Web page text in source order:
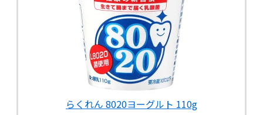
らくれん 8020ヨーグルト 110g